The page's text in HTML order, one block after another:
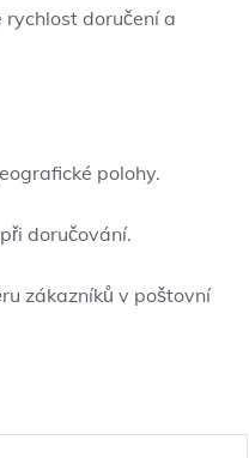
⁣rychlost doručení a
polohy.
doručování.
zákazníků v ​poštovní